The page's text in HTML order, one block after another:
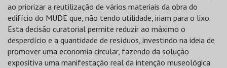
ao priorizar a reutilização de vários materiais da obra do
edifício do MUDE que, não tendo utilidade, iriam para o lixo.
Esta decisão curatorial permite reduzir ao máximo o
desperdício e a quantidade de resíduos, investindo na ideia de
promover uma economia circular, fazendo da solução
expositiva uma manifestação real da intenção museológica